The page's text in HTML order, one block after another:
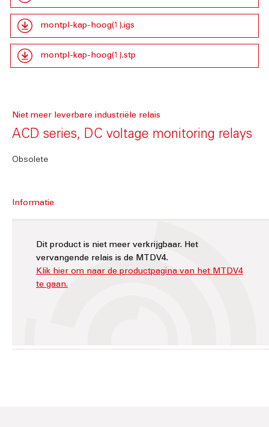
montpl-kap-hoog(1).igs
montpl-kap-hoog(1).stp
Niet meer leverbare industriële relais
ACD series, DC voltage monitoring relays
Obsolete
Informatie
Dit product is niet meer verkrijgbaar. Het
vervangende relais is de MTDV4.
Klik hier om naar de productpagina van het MTDV4
te gaan.